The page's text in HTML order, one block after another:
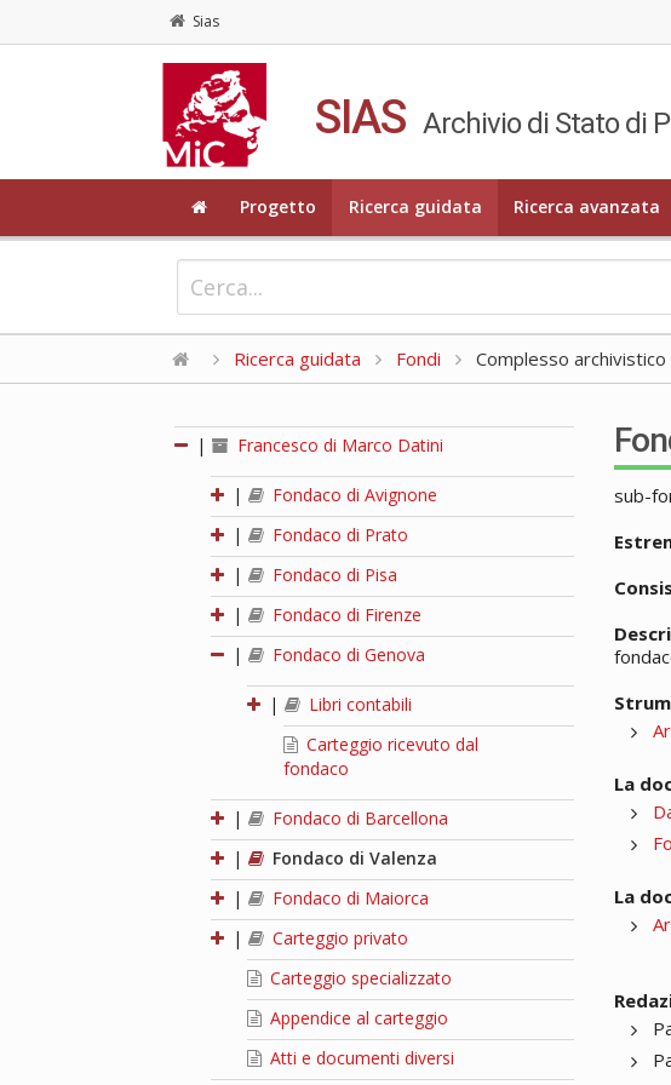
Sias
SIAS Archivio di Stato di
Progetto Ricerca guidata Ricerca avanzata
Ricerca guidata Fondi Complesso archivistico
| Francesco di Marco Datini
|
Fondaco di Avignone
|
Fondaco di Prato
|
Fondaco di Pisa
|
Fondaco di Firenze
|
Fondaco di Genova
|
Libri contabili
Carteggio ricevuto dal
fondaco
|
Fondaco di Barcellona
|
Fondaco di Valenza
|
Fondaco di Maiorca
|
Carteggio privato
Carteggio specializzato
Appendice al carteggio
Atti e documenti diversi
sub-
La
La